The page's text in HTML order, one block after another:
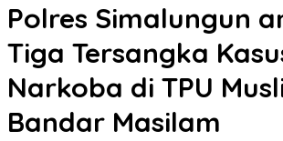
Polres Simalungun
Tiga Tersangka
Narkoba di TPU
Bandar Masilam